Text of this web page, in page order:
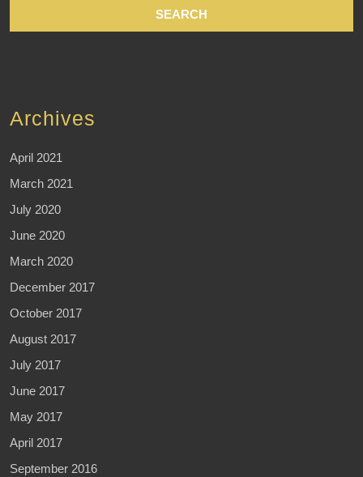
Archives
April 2021
March 2021
July 2020
June 2020
March 2020
December 2017
October 2017
August 2017
July 2017
June 2017
May 2017
April 2017
September 2016